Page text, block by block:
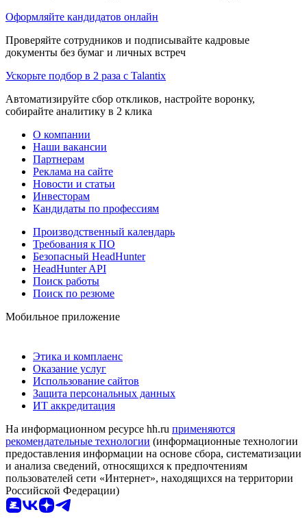
Оформляйте кандидатов онлайн
Проверяйте сотрудников и подписывайте кадровые
документы без бумаг и личных встреч
Ускорьте подбор в 2 раза с Talantix
Автоматизируйте сбор откликов, настройте воронку,
собирайте аналитику в 2 клика
О компании
Наши вакансии
Партнерам
Реклама на сайте
Новости и статьи
Инвесторам
Кандидаты по профессиям
Производственный календарь
Требования к ПО
Безопасный HeadHunter
HeadHunter API
Поиск работы
Поиск по резюме
Мобильное приложение
Этика и комплаенс
Оказание услуг
Использование сайтов
Защита персональных данных
ИТ аккредитация
На информационном ресурсе hh.ru применяются
рекомендательные технологии (информационные технологии
предоставления информации на основе сбора, систематизации
и анализа сведений, относящихся к предпочтениям
пользователей сети «Интернет», находящихся на территории
Российской Федерации)